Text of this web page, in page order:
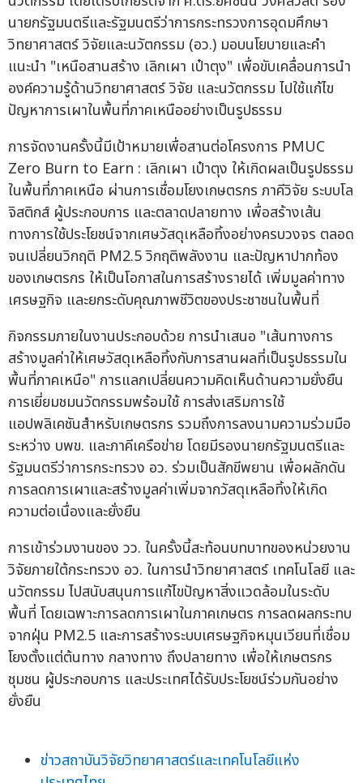
นายกรัฐมนตรีและรัฐมนตรีว่าการกระทรวงการอุดมศึกษา
วิทยาศาสตร์ วิจัยและนวัตกรรม (อว.) มอบนโยบายและคำ
แนะนำ "เหนือสานสร้าง เลิกเผา เป๋าตุง" เพื่อขับเคลื่อนการนำ
องค์ความรู้ด้านวิทยาศาสตร์ วิจัย และนวัตกรรม ไปใช้แก้ไข
ปัญหาการเผาในพื้นที่ภาคเหนืออย่างเป็นรูปธรรม
การจัดงานครั้งนี้มีเป้าหมายเพื่อสานต่อโครงการ PMUC
Zero Burn to Earn : เลิกเผา เป๋าตุง ให้เกิดผลเป็นรูปธรรม
ในพื้นที่ภาคเหนือ ผ่านการเชื่อมโยงเกษตรกร ภาคีวิจัย ระบบโล
จิสติกส์ ผู้ประกอบการ และตลาดปลายทาง เพื่อสร้างเส้น
ทางการใช้ประโยชน์จากเศษวัสดุเหลือทิ้งอย่างครบวงจร ตลอด
จนเปลี่ยนวิกฤติ PM2.5 วิกฤติพลังงาน และปัญหาปากท้อง
ของเกษตรกร ให้เป็นโอกาสในการสร้างรายได้ เพิ่มมูลค่าทาง
เศรษฐกิจ และยกระดับคุณภาพชีวิตของประชาชนในพื้นที่
กิจกรรมภายในงานประกอบด้วย การนำเสนอ "เส้นทางการ
สร้างมูลค่าให้เศษวัสดุเหลือทิ้งกับการสานผลที่เป็นรูปธรรมใน
พื้นที่ภาคเหนือ" การแลกเปลี่ยนความคิดเห็นด้านความยั่งยืน
การเยี่ยมชมนวัตกรรมพร้อมใช้ การส่งเสริมการใช้
แอปพลิเคชันสำหรับเกษตรกร รวมถึงการลงนามความร่วมมือ
ระหว่าง บพข. และภาคีเครือข่าย โดยมีรองนายกรัฐมนตรีและ
รัฐมนตรีว่าการกระทรวง อว. ร่วมเป็นสักขีพยาน เพื่อผลักดัน
การลดการเผาและสร้างมูลค่าเพิ่มจากวัสดุเหลือทิ้งให้เกิด
ความต่อเนื่องและยั่งยืน
การเข้าร่วมงานของ วว. ในครั้งนี้สะท้อนบทบาทของหน่วยงาน
วิจัยภายใต้กระทรวง อว. ในการนำวิทยาศาสตร์ เทคโนโลยี และ
นวัตกรรม ไปสนับสนุนการแก้ไขปัญหาสิ่งแวดล้อมในระดับ
พื้นที่ โดยเฉพาะการลดการเผาในภาคเกษตร การลดผลกระทบ
จากฝุ่น PM2.5 และการสร้างระบบเศรษฐกิจหมุนเวียนที่เชื่อม
โยงตั้งแต่ต้นทาง กลางทาง ถึงปลายทาง เพื่อให้เกษตรกร
ชุมชน ผู้ประกอบการ และประเทศได้รับประโยชน์ร่วมกันอย่าง
ยั่งยืน
ข่าวสถาบันวิจัยวิทยาศาสตร์และเทคโนโลยีแห่ง